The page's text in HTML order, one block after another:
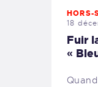
HORS-
18
Fuir
«